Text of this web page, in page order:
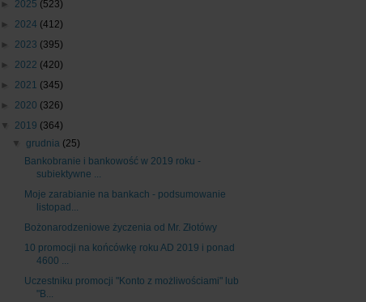
► 2025 (523)
► 2024 (412)
► 2023 (395)
► 2022 (420)
► 2021 (345)
► 2020 (326)
▼ 2019 (364)
▼grudnia (25)
Bankobranie i bankowość w 2019 roku -
subiektywne ...
Moje zarabianie na bankach - podsumowanie
listopad...
Bożonarodzeniowe życzenia od Mr. Złotówy
10 promocji na końcówkę roku AD 2019 i ponad
4600 ...
Uczestniku promocji "Konto z możliwościami" lub
"B...